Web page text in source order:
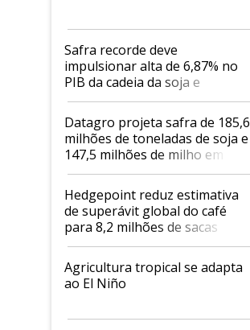
Safra recorde deve
impulsionar alta de 6,87% no
PIB da cadeia da soja e
biodiesel em 2026
Datagro projeta safra de 185,6
milhões de toneladas de soja e
147,5 milhões de milho em
2026/27
Hedgepoint reduz estimativa
de superávit global do café
para 8,2 milhões de sacas
Agricultura tropical se adapta
ao El Niño